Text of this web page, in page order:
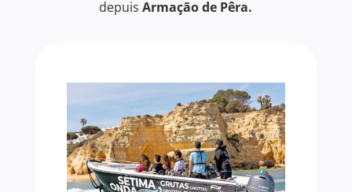
depuisArmação de Pêra.